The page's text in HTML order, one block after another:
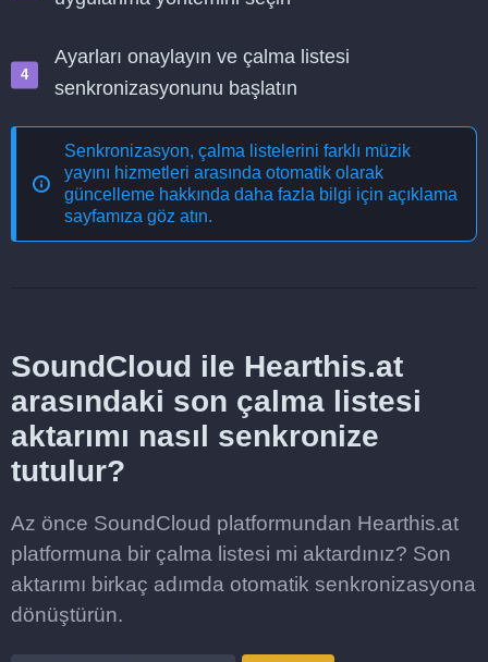
Ayarları onaylayın ve çalma listesi
senkronizasyonunu başlatın
Senkronizasyon, çalma listelerini farklı müzik
yayını hizmetleri arasında otomatik olarak
güncelleme hakkında daha fazla bilgi için açıklama
sayfamıza göz atın.
SoundCloud ile Hearthis.at
arasındaki son çalma listesi
aktarımı nasıl senkronize
tutulur?
Az önce SoundCloud platformundan Hearthis.at
platformuna bir çalma listesi mi aktardınız? Son
aktarımı birkaç adımda otomatik senkronizasyona
dönüştürün.